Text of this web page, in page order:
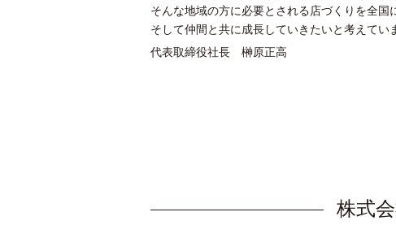
そんな地域の方に必要とされる店づくりを全国
そして仲間と共に成長していきたいと考えてい
代表取締役社長 榊原正高
株式